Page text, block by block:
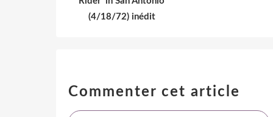
(4/18/72) inédit
Commenter cet article